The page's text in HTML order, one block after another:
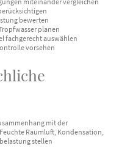
bewerten
planen
fachgerecht auswählen
vorsehen
mit der
Raumluft, Kondensation,
stellen